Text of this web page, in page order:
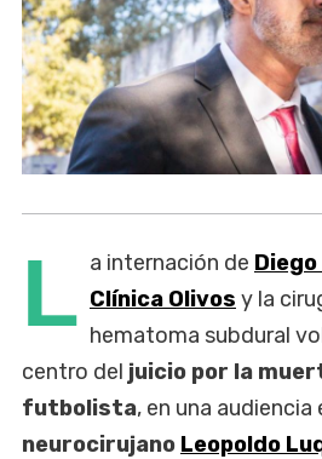
L a internación de
Clínica Olivos y la
hematoma subdural
centro del juicio por la
futbolista, en una audiencia
neurocirujano Leopoldo